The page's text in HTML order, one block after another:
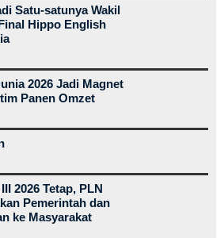
Satu-satunya Wakil
Hippo English
2026 Jadi Magnet
Panen Omzet
2026 Tetap, PLN
Pemerintah dan
ke Masyarakat